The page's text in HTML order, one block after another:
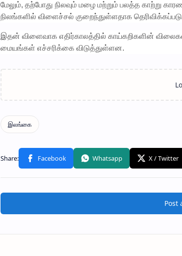
மேலும், தற்போது நிலவும் மழை மற்றும் பலத்த காற்று
நிலங்களில் விளைச்சல் குறைந்துள்ளதாக
இதன் விளைவாக எதிர்காலத்தில் காய்கறிகளின்
மையங்கள் எச்சரிக்கை விடுத்துள்ளன.
Post